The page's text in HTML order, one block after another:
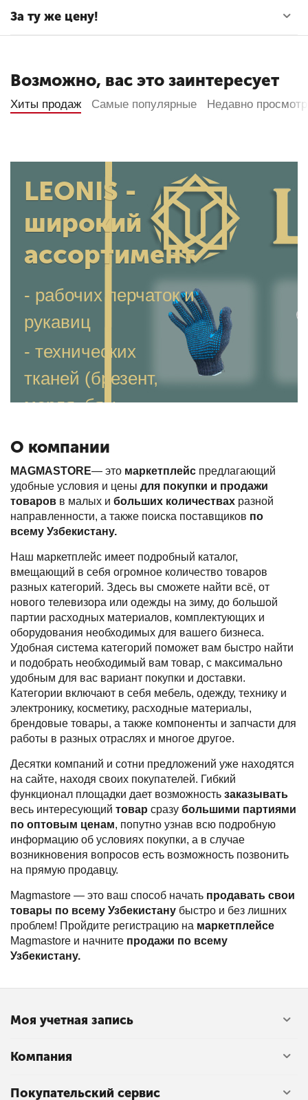
За ту же цену!
Возможно, вас это заинтересует
Хиты продаж Самые популярные Недавно
LEONIS -
широкий
ассортимент
- рабочих перчаток и
рукавиц
- технических
тканей (брезент,
марля, бязь,
- бытовой химии
- хоз. товаров и
многое другое
О компании
MAGMASTORE— это маркетплейс предлагающий
удобные условия и цены для покупки и продажи
товаров в малых и больших количествах разной
направленности, а также поиска поставщиков по
всему Узбекистану.
Наш маркетплейс имеет подробный каталог,
вмещающий в себя огромное количество товаров
разных категорий. Здесь вы сможете найти всё, от
нового телевизора или одежды на зиму, до большой
партии расходных материалов, комплектующих и
оборудования необходимых для вашего бизнеса.
Удобная система категорий поможет вам быстро найти
и подобрать необходимый вам товар, с максимально
удобным для вас вариант покупки и доставки.
Категории включают в себя мебель, одежду, технику и
электронику, косметику, расходные материалы,
брендовые товары, а также компоненты и запчасти для
работы в разных отраслях и многое другое.
Десятки компаний и сотни предложений уже находятся
на сайте, находя своих покупателей. Гибкий
функционал площадки дает возможность заказывать
весь интересующий товар сразу большими партиями
по оптовым ценам, попутно узнав всю подробную
информацию об условиях покупки, а в случае
возникновения вопросов есть возможность позвонить
на прямую продавцу.
Magmastore — это ваш способ начать продавать свои
товары по всему Узбекистану быстро и без лишних
проблем! Пройдите регистрацию на маркетплейсе
Magmastore и начните продажи по всему
Узбекистану.
Моя учетная запись
Компания
Покупательский сервис